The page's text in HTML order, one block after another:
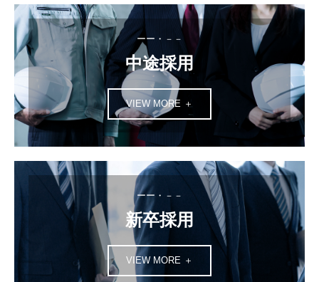
ーー・－－
中途採用
VIEW MORE ＋
ーー・－－
新卒採用
VIEW MORE ＋